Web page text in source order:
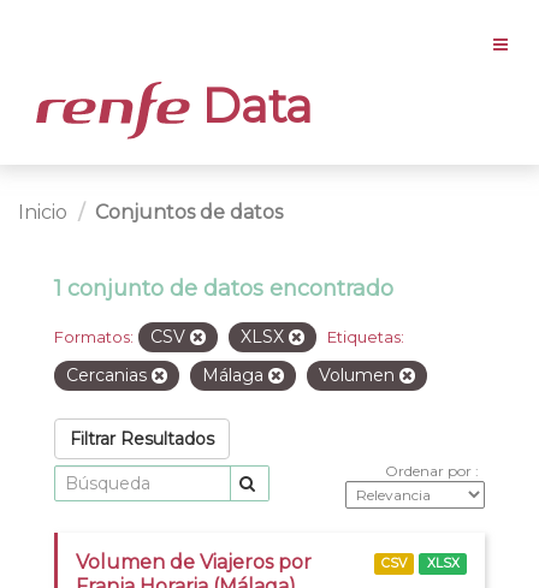
Data
Inicio Conjuntos de datos
1 conjunto de datos encontrado
Formatos: CSV XLSX Etiquetas:
Cercanias Málaga Volumen
Filtrar Resultados
Ordenar por
Volumen de Viajeros por
CSV XLSX